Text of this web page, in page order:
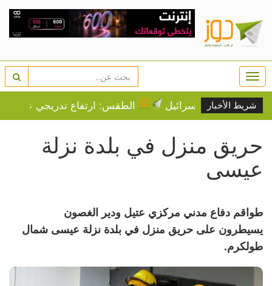
شريط الأخبار
غضب مؤيدي إسرائيل الطقس: ارتفاع تدريجي على درجات
حريق منزل في بلدة نزلة
عيسى
طواقم دفاع مدني مركزي عتيل ودير الغصون
يسيطرون على حريق منزل في بلدة نزلة عيسى شمال
طولكرم.